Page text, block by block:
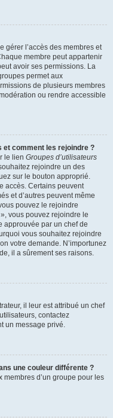
gérer l’accès des membres et
membre peut appartenir
avoir ses permissions. La
permet aux
de plusieurs membres
ou rendre accessible
et comment les rejoindre ?
le lien Groupes d’utilisateurs
rejoindre un des
sur le bouton approprié.
accès. Certains peuvent
et d’autres peuvent même
pouvez le rejoindre
vous pouvez rejoindre le
approuvée par un chef de
vous souhaitez rejoindre
votre demande. N’importunez
il a sûrement ses raisons.
il leur est attribué un chef
contactez
un message privé.
une couleur différente ?
membres d’un groupe pour les